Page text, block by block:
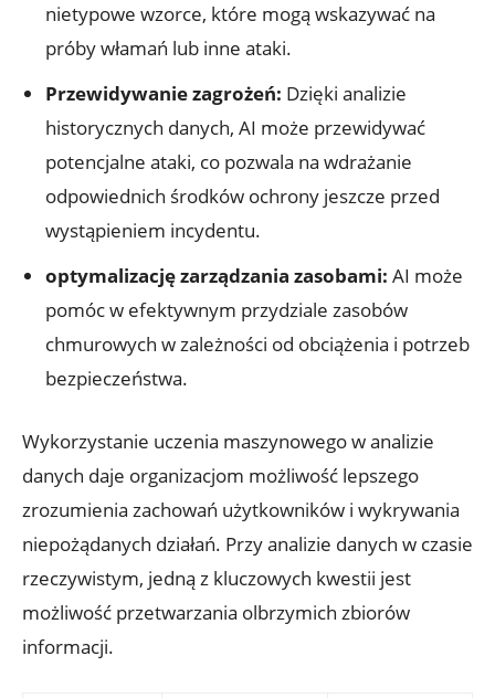
nietypowe wzorce, ‍które⁣ mogą wskazywać na
próby włamań lub inne⁤ ataki.
Przewidywanie zagrożeń: Dzięki analizie
historycznych danych, AI może przewidywać
potencjalne⁢ ataki, ⁣co ‍pozwala na wdrażanie
odpowiednich ‍środków ochrony jeszcze przed
wystąpieniem‍ incydentu.
optymalizację zarządzania zasobami: AI może
pomóc w efektywnym przydziale zasobów
chmurowych w zależności od obciążenia⁢ i potrzeb
bezpieczeństwa.
Wykorzystanie uczenia maszynowego w analizie
danych daje ⁤organizacjom ⁤możliwość ⁣lepszego
zrozumienia zachowań użytkowników i⁤ wykrywania
⁤niepożądanych⁤ działań. Przy analizie danych ‌w⁢ czasie
rzeczywistym, jedną⁢ z kluczowych kwestii jest
możliwość przetwarzania olbrzymich zbiorów
informacji.